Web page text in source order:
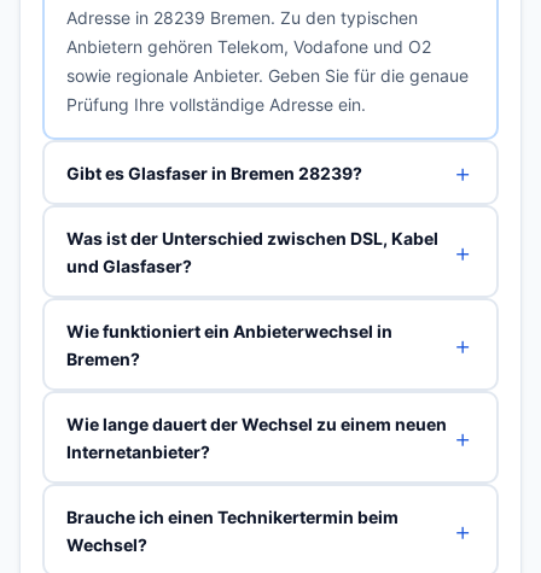
Adresse in 28239 Bremen. Zu den typischen
Anbietern gehören Telekom, Vodafone und O2
sowie regionale Anbieter. Geben Sie für die genaue
Prüfung Ihre vollständige Adresse ein.
Gibt es Glasfaser in Bremen 28239?
Was ist der Unterschied zwischen DSL, Kabel
und Glasfaser?
Wie funktioniert ein Anbieterwechsel in
Bremen?
Wie lange dauert der Wechsel zu einem neuen
Internetanbieter?
Brauche ich einen Technikertermin beim
Wechsel?